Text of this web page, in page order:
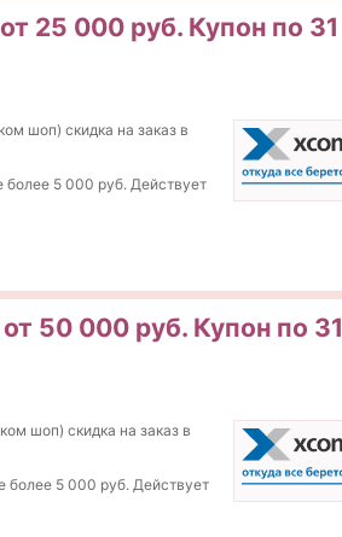
25 000 руб. Купон по 31
шоп) скидка на заказ в
более 5 000 руб. Действует
50 000 руб. Купон по 31
шоп) скидка на заказ в
более 5 000 руб. Действует